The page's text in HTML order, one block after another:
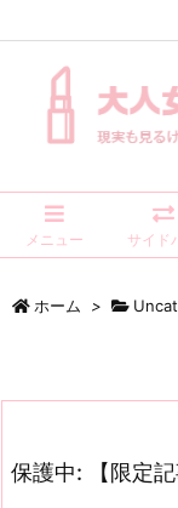
メニュー サイド
ホーム >
保護中: 【限定